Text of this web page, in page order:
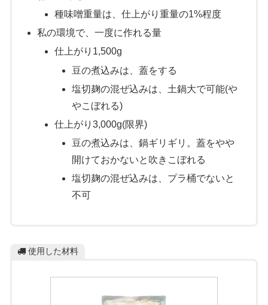
種味噌重量は、仕上がり重量の1%程度
私の環境で、一度に作れる量
仕上がり1,500g
豆の煮込みは、蓋をする
塩切麹の混ぜ込みは、土鍋大で可能(や
やこぼれる)
仕上がり3,000g(限界)
豆の煮込みは、鍋ギリギリ。蓋をやや
開けておかないと吹きこぼれる
塩切麹の混ぜ込みは、プラ桶でないと
不可
使用した材料